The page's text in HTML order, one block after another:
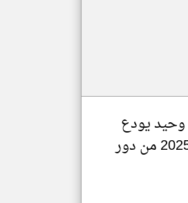
يودع
كأس إفريقيا 2025 من دور